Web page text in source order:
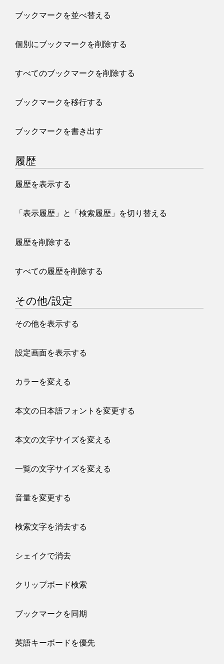
ブックマークを並べ替える
個別にブックマークを削除する
すべてのブックマークを削除する
ブックマークを移行する
ブックマークを書き出す
履歴
履歴を表示する
「表示履歴」と「検索履歴」を切り替える
履歴を削除する
すべての履歴を削除する
その他/設定
その他を表示する
設定画面を表示する
カラーを変える
本文の日本語フォントを変更する
本文の文字サイズを変える
一覧の文字サイズを変える
音量を変更する
検索文字を消去する
シェイクで消去
クリップボード検索
ブックマークを同期
英語キーボードを優先